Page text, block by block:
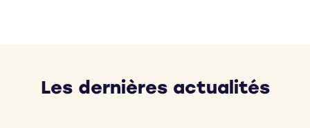
Les dernières actualités